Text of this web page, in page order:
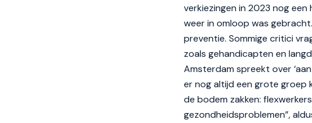
verkiezingen in 2023 nog
weer in omloop was
preventie. Sommige critici
zoals gehandicapten en
Amsterdam spreekt over
er nog altijd een grote groep
de bodem zakken:
gezondheidsproblemen”,